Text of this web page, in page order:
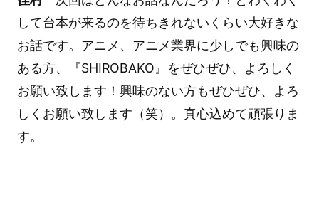
して台本が来るのを待ちきれないくらい大好きな
お話です。アニメ、アニメ業界に少しでも興味の
ある方、『SHIROBAKO』をぜひぜひ、よろしく
お願い致します！興味のない方もぜひぜひ、よろ
しくお願い致します（笑）。真心込めて頑張りま
す。